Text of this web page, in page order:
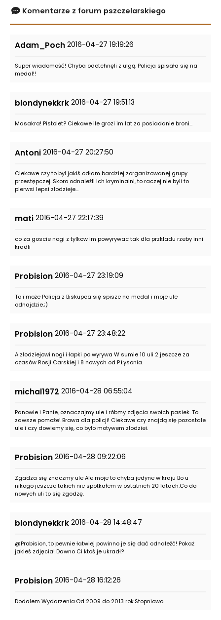
Komentarze z forum pszczelarskiego
Adam_Poch 2016-04-27 19:19:26
Super wiadomość! Chyba odetchnęli z ulgą. Policja spisała się na
medal!!
blondynekkrk 2016-04-27 19:51:13
Masakra! Pistolet? Ciekawe ile grozi im lat za posiadanie broni...
Antoni 2016-04-27 20:27:50
Ciekawe czy to był jakiś odłam bardziej zorganizowanej grupy
przestępczej. Skoro odnaleźli ich kryminalni, to raczej nie byli to
pierwsi lepsi złodzieje...
mati 2016-04-27 22:17:39
co za goscie nogi z tylkow im powyrywac tak dla przkladu rzeby inni
kradli
Probision 2016-04-27 23:19:09
To i może Policja z Biskupca się spisze na medal i moje ule
odnajdzie.;)
Probision 2016-04-27 23:48:22
A złodziejowi nogi i łapki po wyrywa W sumie 10 uli 2 jeszcze za
czasów Rosji Carskiej i 8 nowych od P.Łysonia.
michal1972 2016-04-28 06:55:04
Panowie i Panie, oznaczajmy ule i róbmy zdjęcia swoich pasiek. To
zawsze pomoże! Brawa dla policji! Ciekawe czy znajdą się pozostałe
ule i czy dowiemy się, co było motywem złodziei.
Probision 2016-04-28 09:22:06
Zgadza się znaczmy ule Ale moje to chyba jedyne w kraju Bo u
nikogo jeszcze takich nie spotkałem w ostatnich 20 latach.Co do
nowych uli to się zgodzę.
blondynekkrk 2016-04-28 14:48:47
@Probision, to pewnie łatwiej powinno je się dać odnaleźć! Pokaż
jakieś zdjęcia! Dawno Ci ktoś je ukradł?
Probision 2016-04-28 16:12:26
Dodałem Wydarzenia.Od 2009 do 2013 rok.Stopniowo.